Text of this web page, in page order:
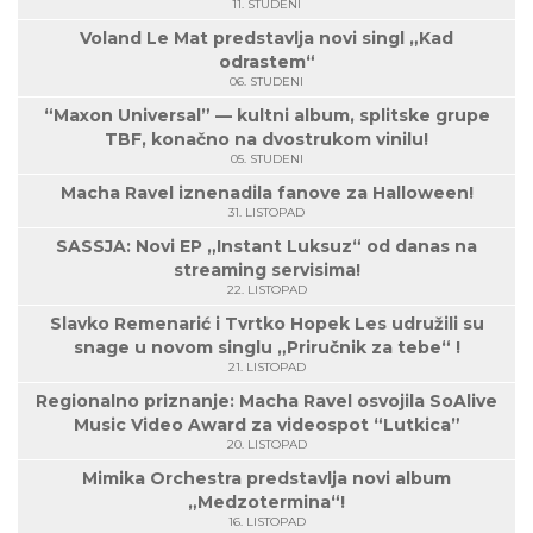
11. STUDENI
Voland Le Mat predstavlja novi singl „Kad
odrastem“
06. STUDENI
“Maxon Universal” — kultni album, splitske grupe
TBF, konačno na dvostrukom vinilu!
05. STUDENI
Macha Ravel iznenadila fanove za Halloween!
31. LISTOPAD
SASSJA: Novi EP „Instant Luksuz“ od danas na
streaming servisima!
22. LISTOPAD
Slavko Remenarić i Tvrtko Hopek Les udružili su
snage u novom singlu „Priručnik za tebe“ !
21. LISTOPAD
Regionalno priznanje: Macha Ravel osvojila SoAlive
Music Video Award za videospot “Lutkica”
20. LISTOPAD
Mimika Orchestra predstavlja novi album
„Medzotermina“!
16. LISTOPAD